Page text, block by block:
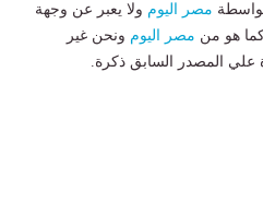
مصر اليوم ولا يعبر عن وجهة
كما هو من مصر اليوم ونحن غير
علي المصدر السابق ذكرة.